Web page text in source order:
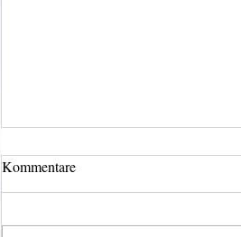
Kommentare